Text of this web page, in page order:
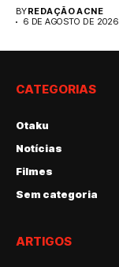
BYREDAÇÃO ACNE
6 DE AGOSTO DE 2026
CATEGORIAS
Otaku
Notícias
Filmes
Sem categoria
ARTIGOS